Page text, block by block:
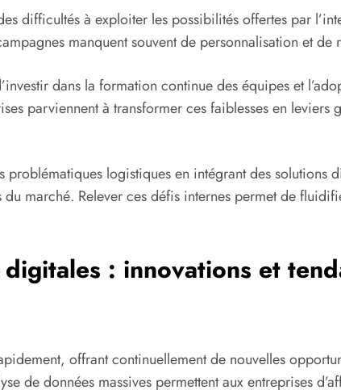
difficultés à exploiter les possibilités offertes par
manquent souvent de personnalisation et
dans la formation continue des équipes et
parviennent à transformer ces faiblesses en leviers
problématiques logistiques en intégrant des
marché. Relever ces défis internes permet de
: innovations et
offrant continuellement de nouvelles
de données massives permettent aux entreprises